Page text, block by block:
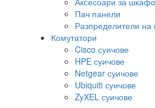
Пач панели
Разпределители
Комутатори
Cisco суичове
HPE суичове
Netgear суичове
Ubiquiti суичове
ZyXEL суичове